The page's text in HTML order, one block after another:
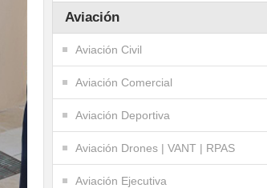
Aviación
Aviación Civil
Aviación Comercial
Aviación Deportiva
Aviación Drones | VANT | RPAS
Aviación Ejecutiva